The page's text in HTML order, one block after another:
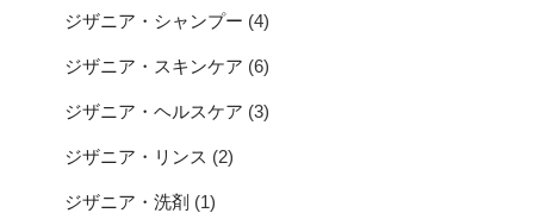
ジザニア・シャンプー (4)
ジザニア・スキンケア (6)
ジザニア・ヘルスケア (3)
ジザニア・リンス (2)
ジザニア・洗剤 (1)